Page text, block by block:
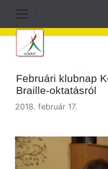
Februári klubnap
Braille-oktatásról
2018. február 17.